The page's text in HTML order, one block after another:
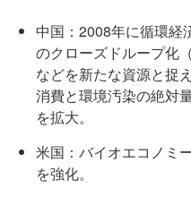
中国：2008年に循環経
のクローズドループ化
などを新たな資源と捉
消費と環境汚染の絶対
を拡大。
米国：バイオエコノミ
を強化。